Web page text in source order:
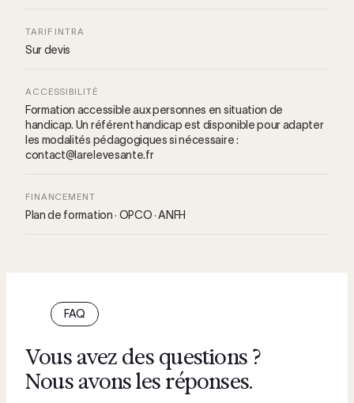
TARIF INTRA
Sur devis
ACCESSIBILITÉ
Formation accessible aux personnes en situation de
handicap. Un référent handicap est disponible pour adapter
les modalités pédagogiques si nécessaire :
contact@larelevesante.fr
FINANCEMENT
Plan de formation · OPCO · ANFH
FAQ
Vous avez des questions ?
Nous avons les réponses.